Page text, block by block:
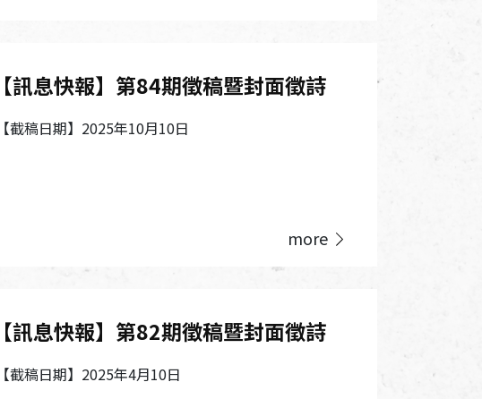
【訊息快報】第84期徵稿暨封面徵詩
【截稿日期】2025年10月10日
more
【訊息快報】第82期徵稿暨封面徵詩
【截稿日期】2025年4月10日